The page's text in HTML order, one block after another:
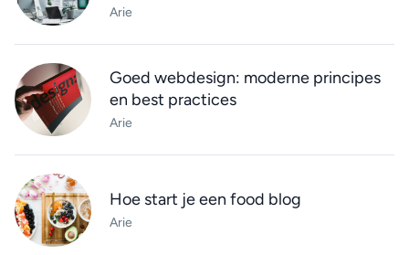
Arie
Goed webdesign: moderne principes
en best practices
Arie
Hoe start je een food blog
Arie